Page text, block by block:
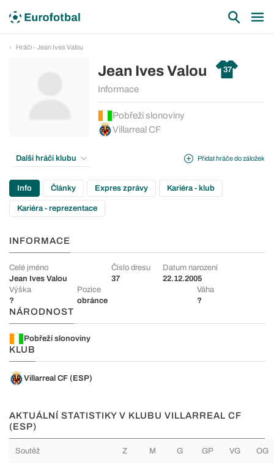
Hráči - Jean Ives Valou
Jean Ives Valou 37
Informace
Pobřeží slonoviny
Villarreal CF
Přidat hráče do záložek
Další hráči klubu
Info Články Expres zprávy Kariéra - klub
Kariéra - reprezentace
INFORMACE
Celé jméno
Jean Ives Valou
Číslo dresu
37
Datum narození
22.12.2005
Výška
?
Pozice
obránce
Váha
?
NÁRODNOST
Pobřeží slonoviny
KLUB
Villarreal CF (ESP)
AKTUÁLNÍ STATISTIKY V KLUBU VILLARREAL CF
(ESP)
Soutěž Z M G GP VG OG